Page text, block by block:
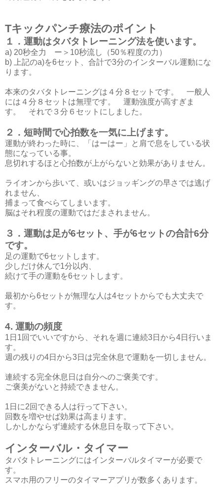
Tキックパンチ療法のポイント
１．運動はタバタトレーニング法を使います。
a) 20秒全力 ー＞10秒流し（50％程度の力）
b) 上記のa)を6セット、合計で3分のインターバル運動にな
ります。
本来のタバタトレーニングは４分８セットです。 一般人
には４分８セットは無理です。 運動強度が高すぎま
す。 それで３分６セットにしました。
２．短時間で心拍数を一気に上げます。
運動が終わった時に、「はーはー」と肩で息をしている状
態になっている事。
息切れするほと心拍数が上がらないと効果がありません。
ライオンから歩いて、或いはジョッギングの早さでは逃げ
れません、
捕まって食べらてしまいます。
脳はそれ程度の運動ではだまされません。
３．運動は足が6セット、手が6セットの合計6分
です。
足の運動で6セットします。
少しだけ休んで1分以内、
続けて手の運動を6セットします。
最初から6セットが無理な人は4セットからでも大丈夫で
す。
4. 運動の頻度
1日1回でいいですから、それを週に連続3日から4日行いま
す。
週の残りの4日から3日は完全休息で運動を一切しません。
連続する完全休息日は自分へのご褒美です。
ご褒美がないと持続できません。
1日に2回できる人は行って下さい。
回数を増やせば効果は高まります。
しかしかならず連続する休息日を取って下さい。
インターバル・タイマー
タバタトレーニングにはインターバルタイマーが必要で
す。
スマホ用のフリーのタイマーアプリが数多くあります。